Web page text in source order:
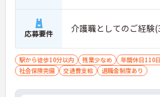
応募要件 介護職としてのご経験
駅から徒歩10分以内 残業少なめ 年間休日110
社会保険完備
交通費支給 退職金制度あり